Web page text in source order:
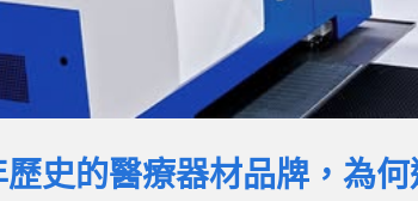
史的醫療器材品牌，為